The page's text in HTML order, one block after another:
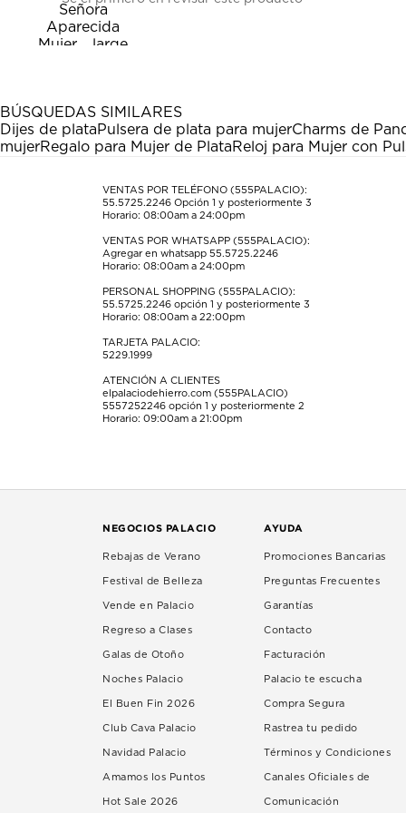
calificar
el
estrella
Esta
acción
abrirá
formulario
calificar
el
estrellas.
Esta
acción
abrirá
formulario
de
estrellas.
Esta
acción
abrirá
formulario
de
estrellas.
Esta
acción
abrirá
formulario
de
Esta
acción
abrirá
formulario
de
envío.
BÚSQUEDAS SIMILARES
Dijes de plataPulsera de plata para mujerCharms de
mujerRegalo para Mujer de PlataReloj para Mujer con
VENTAS POR TELÉFONO (555PALACIO):
55.5725.2246 Opción 1 y posteriormente 3
Horario: 08:00am a 24:00pm
VENTAS POR WHATSAPP (555PALACIO):
Agregar en whatsapp 55.5725.2246
Horario: 08:00am a 24:00pm
PERSONAL SHOPPING (555PALACIO):
55.5725.2246 opción 1 y posteriormente 3
Horario: 08:00am a 22:00pm
TARJETA PALACIO:
5229.1999
ATENCIÓN A CLIENTES
elpalaciodehierro.com (555PALACIO)
5557252246 opción 1 y posteriormente 2
Horario: 09:00am a 21:00pm
NEGOCIOS PALACIO
Rebajas de Verano
Festival de Belleza
Vende en Palacio
Regreso a Clases
Galas de Otoño
Noches Palacio
El Buen Fin 2026
Club Cava Palacio
Navidad Palacio
Amamos los Puntos
Hot Sale 2026
AYUDA
Promociones Bancarias
Preguntas Frecuentes
Garantías
Contacto
Facturación
Palacio te escucha
Compra Segura
Rastrea tu pedido
Términos y Condiciones
Canales Oficiales de
Comunicación